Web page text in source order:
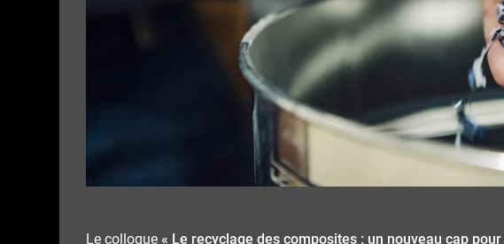
Le colloque « Le recyclage des composites : un nouveau cap